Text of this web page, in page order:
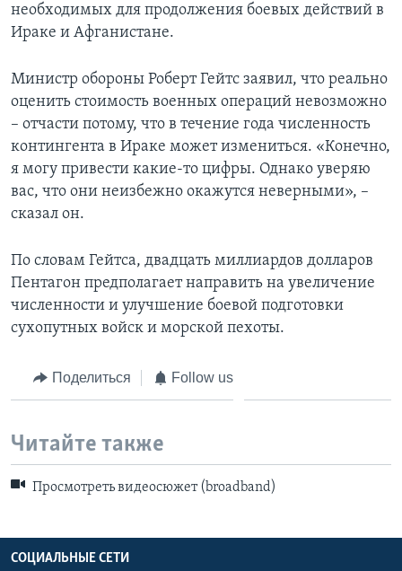
необходимых для продолжения боевых действий в
Ираке и Афганистане.
Министр обороны Роберт Гейтс заявил, что реально
оценить стоимость военных операций невозможно
– отчасти потому, что в течение года численность
контингента в Ираке может измениться. «Конечно,
я могу привести какие-то цифры. Однако уверяю
вас, что они неизбежно окажутся неверными», –
сказал он.
По словам Гейтса, двадцать миллиардов долларов
Пентагон предполагает направить на увеличение
численности и улучшение боевой подготовки
сухопутных войск и морской пехоты.
Поделиться Follow us
Читайте также
Просмотреть видеосюжет (broadband)
СОЦИАЛЬНЫЕ СЕТИ